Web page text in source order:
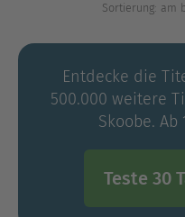
Ausdruck als
zwischen Menschen
Dreifache Mutter und
Sortierung: am
Entdecke die
500.000 weitere
Skoobe. Ab
Teste 30